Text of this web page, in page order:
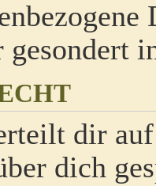
gesondert
dir
dich